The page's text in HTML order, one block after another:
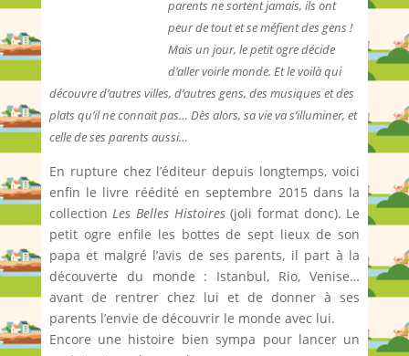
parents ne sortent jamais, ils ont
peur de tout et se méfient des gens !
Mais un jour, le petit ogre décide
d’aller voirle monde. Et le voilà qui
découvre d’autres villes, d’autres gens, des musiques et des
plats qu’il ne connait pas… Dès alors, sa vie va s’illuminer, et
celle de ses parents aussi…
En rupture chez l’éditeur depuis longtemps, voici
enfin le livre réédité en septembre 2015 dans la
collectionLes Belles Histoires(joli format donc). Le
petit ogre enfile les bottes de sept lieux de son
papa et malgré l’avis de ses parents, il part à la
découverte du monde : Istanbul, Rio, Venise…
avant de rentrer chez lui et de donner à ses
parents l’envie de découvrir le monde avec lui.
Encore une histoire bien sympa pour lancer un